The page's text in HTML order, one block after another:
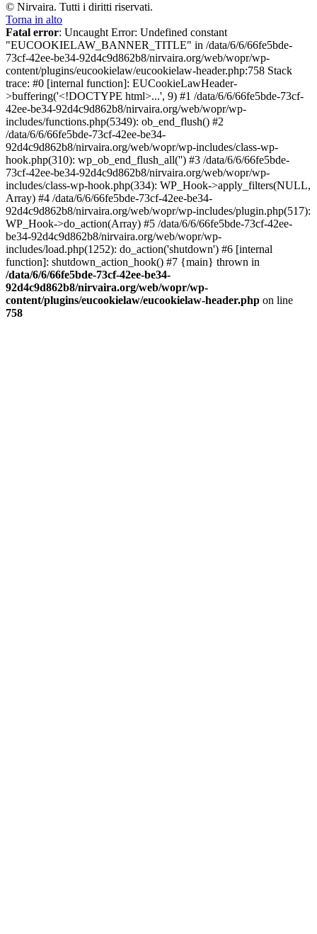
© Nirvaira. Tutti i diritti riservati.
Torna in alto
Fatal error: Uncaught Error: Undefined constant
"EUCOOKIELAW_BANNER_TITLE" in /data/6/6/66fe5bde-
73cf-42ee-be34-92d4c9d862b8/nirvaira.org/web/wopr/wp-
content/plugins/eucookielaw/eucookielaw-header.php:758 Stack
trace: #0 [internal function]: EUCookieLawHeader-
>buffering('<!DOCTYPE html>...', 9) #1 /data/6/6/66fe5bde-73cf-
42ee-be34-92d4c9d862b8/nirvaira.org/web/wopr/wp-
includes/functions.php(5349): ob_end_flush() #2
/data/6/6/66fe5bde-73cf-42ee-be34-
92d4c9d862b8/nirvaira.org/web/wopr/wp-includes/class-wp-
hook.php(310): wp_ob_end_flush_all('') #3 /data/6/6/66fe5bde-
73cf-42ee-be34-92d4c9d862b8/nirvaira.org/web/wopr/wp-
includes/class-wp-hook.php(334): WP_Hook->apply_filters(NULL,
Array) #4 /data/6/6/66fe5bde-73cf-42ee-be34-
92d4c9d862b8/nirvaira.org/web/wopr/wp-includes/plugin.php(517):
WP_Hook->do_action(Array) #5 /data/6/6/66fe5bde-73cf-42ee-
be34-92d4c9d862b8/nirvaira.org/web/wopr/wp-
includes/load.php(1252): do_action('shutdown') #6 [internal
function]: shutdown_action_hook() #7 {main} thrown in
/data/6/6/66fe5bde-73cf-42ee-be34-
92d4c9d862b8/nirvaira.org/web/wopr/wp-
content/plugins/eucookielaw/eucookielaw-header.php on line
758